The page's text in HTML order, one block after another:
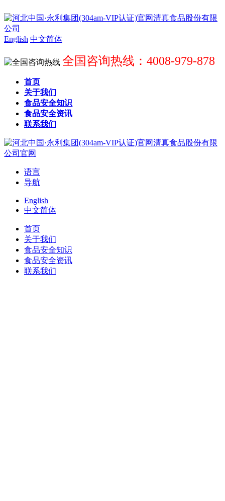
English 中文简体
全国咨询热线：4008-979-878
首页
关于我们
食品安全知识
食品安全资讯
联系我们
语言
导航
English
中文简体
首页
关于我们
食品安全知识
食品安全资讯
联系我们